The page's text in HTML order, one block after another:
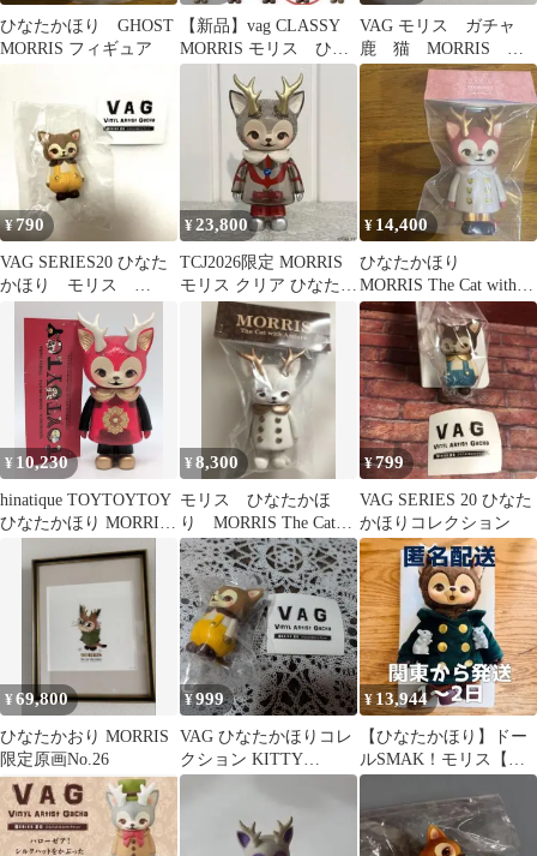
ひなたかほり GHOST
MORRIS フィギュア
【新品】vag CLASSY
MORRIS モリス ひな
たかほり シリーズ20
VAG モリス ガチャ
鹿 猫 MORRIS 動
物 東京限定品 郵便
¥790
VAG SERIES20 ひなた
かほり モリス
¥23,800
TCJ2026限定 MORRIS
モリス クリア ひなたか
ほり ソフビ
¥ 14,400
ひなたかほり
MORRIS The Cat with
Antlers MILK
¥ 10,230
hinatique TOYTOYTOY
ひなたかほり MORRIS
2023 WINTER SPECIAL
COLLABORATION
¥8,300
モリス ひなたかほ
り MORRIS The Cat
with Antlers
¥799
VAG SERIES 20 ひなた
かほりコレクション
¥69,800
ひなたかおり MORRIS
限定原画No.26
¥999
VAG ひなたかほりコレ
クション KITTY
MORRIS モリス
¥ 13,944
【ひなたかほり】ドー
ルSMAK！モリス【箱
無し】